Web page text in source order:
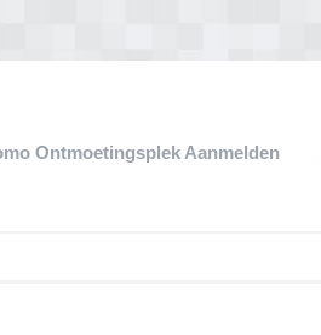
Ontmoetingsplek Aanmelden